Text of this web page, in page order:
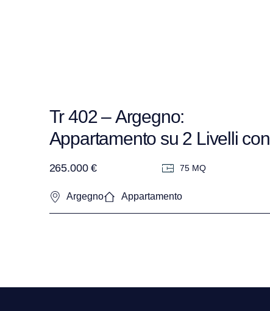
Tr 402 – Argegno:
Appartamento su 2 Livelli con
vista Lago in Residence –
265.000 € 75 MQ
Argegno Appartamento